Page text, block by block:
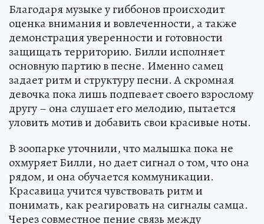
Благодаря музыке у гиббонов происходит
оценка внимания и вовлеченности, а также
демонстрация уверенности и готовности
защищать территорию. Билли исполняет
основную партию в песне. Именно самец
задает ритм и структуру песни. А скромная
девочка пока лишь подпевает своего взрослому
другу – она слушает его мелодию, пытается
уловить мотив и добавить свои красивые ноты.
В зоопарке уточнили, что малышка пока не
охмуряет Билли, но дает сигнал о том, что она
рядом, и она обучается коммуникации.
Красавица учится чувствовать ритм и
понимать, как реагировать на сигналы самца.
Через совместное пение связь между